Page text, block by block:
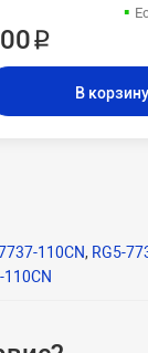
₽
В корзину
110CN, RG5-
110CN